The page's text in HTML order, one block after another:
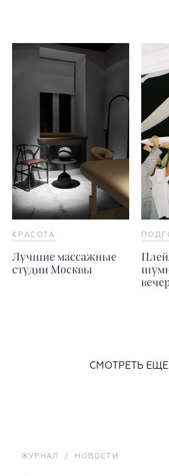
КРАСОТА
Лучшие массажные
студии Москвы
СМОТРЕТЬ ЕЩЕ
ЖУРНАЛ / НОВОСТИ